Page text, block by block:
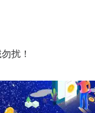
扰！